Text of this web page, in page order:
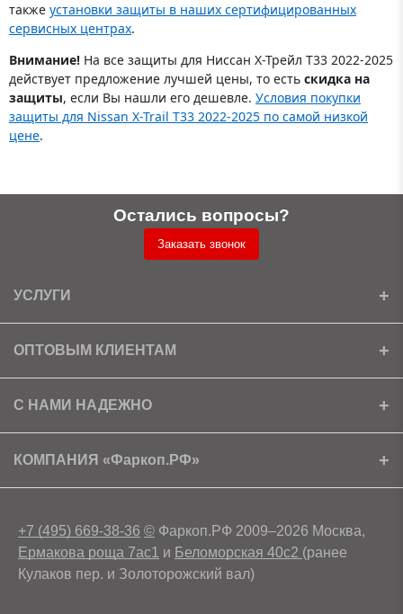
также установки защиты в наших сертифицированных
сервисных центрах.
Внимание! На все защиты для Ниссан Х-Трейл T33 2022-2025
действует предложение лучшей цены, то есть скидка на
защиты, если Вы нашли его дешевле. Условия покупки
защиты для Nissan X-Trail T33 2022-2025 по самой низкой
цене.
Остались вопросы?
Заказать звонок
УСЛУГИ
Установка
Доставка
ОПТОВЫМ КЛИЕНТАМ
Ищем партнеров
Скачать прайс
С НАМИ НАДЕЖНО
Сертификаты
Условия возврата
КОМПАНИЯ «Фаркоп.РФ»
+7 (495) 669-38-36 © Фаркоп.РФ 2009–2026 Москва,
Ермакова роща 7ас1 и Беломорская 40с2 (ранее
Кулаков пер. и Золоторожский вал)